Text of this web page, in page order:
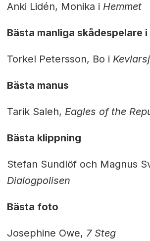
Anki Lidén, Monika i Hemmet
Bästa manliga skådespelare
Torkel Petersson, Bo i
Bästa manus
Tarik Saleh, Eagles of the
Bästa klippning
Stefan Sundlöf och Magnus
Dialogpolisen
Bästa foto
Josephine Owe, 7 Steg